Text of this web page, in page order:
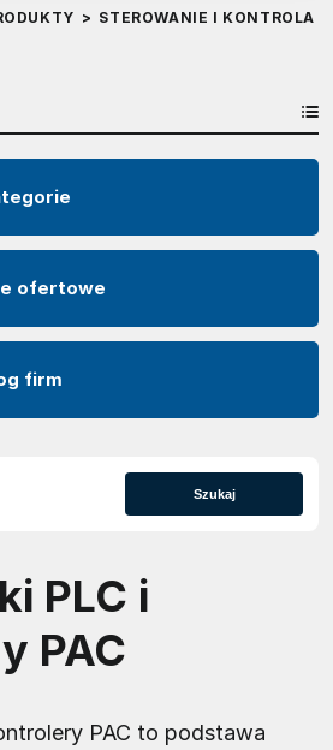
> STEROWANIE I KONTROLA
ofertowe
firm
Szukaj
PLC i
PAC
PAC to podstawa